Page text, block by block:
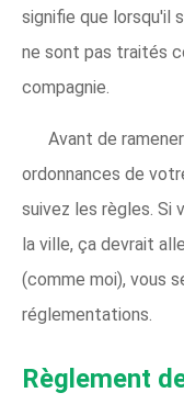
signifie que lorsqu'il
ne sont pas traités
compagnie.
Avant de
ordonnances de
suivez les règles. Si
la ville, ça devrait
(comme moi), vous
réglementations.
Règlement